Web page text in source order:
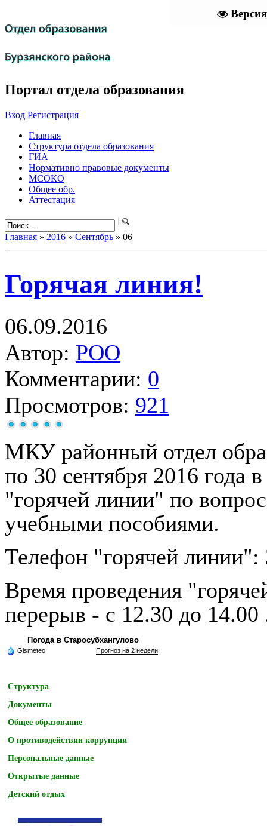
Портал отдела образования
Вход Регистрация
Главная
Структура отдела образования
ГИА
Нормативно правовые документы
МСОКО
Общее обр.
Аттестация
Главная » 2016 » Сентябрь » 06
Горячая линия!
06.09.2016
Автор: РОО
Комментарии: 0
Просмотров: 921
МКУ районный отдел
по 30 сентября 2016
"горячей линии" по
учебными пособиями.
Телефон "горячей линии":
Время проведения
перерыв - с 12.30 до 14.00
Погода в Старосубхангулово
Gismeteo Прогноз на 2 недели
Структура
Документы
Общее образование
О противодействии коррупции
Персональные данные
Открытые данные
Детский отдых